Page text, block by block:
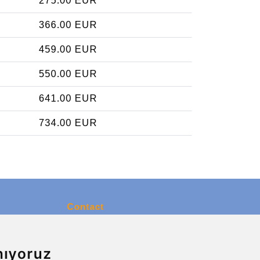
366.00 EUR
459.00 EUR
550.00 EUR
641.00 EUR
734.00 EUR
Contact
Secure Payment with STRIPE